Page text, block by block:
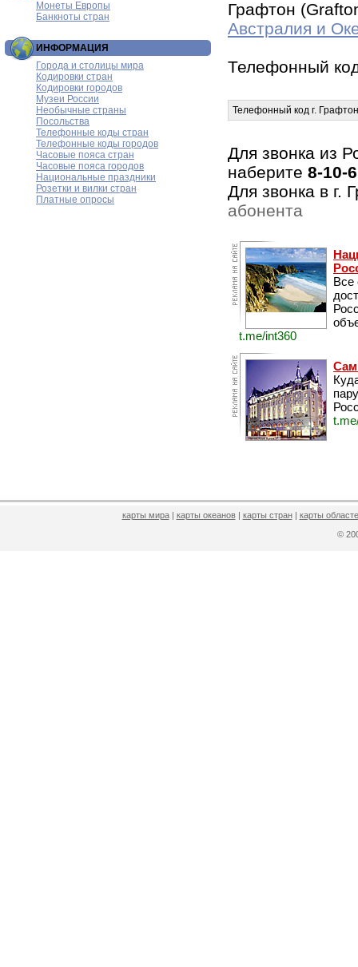
Монеты Европы
Банкноты стран
ИНФОРМАЦИЯ
Города и столицы мира
Кодировки стран
Кодировки городов
Музеи России
Необычные страны
Посольства
Телефонные коды стран
Телефонные коды городов
Часовые пояса стран
Часовые пояса городов
Национальные праздники
Розетки и вилки стран
Платные опросы
Графтон
Австралия и
Телефонный
Телефонный код г.
Для звонка из
наберите 8-10-
Для звонка в г.
абонента
Все
t.me/int360
карты мира| карты океанов| карты стран| карты
©